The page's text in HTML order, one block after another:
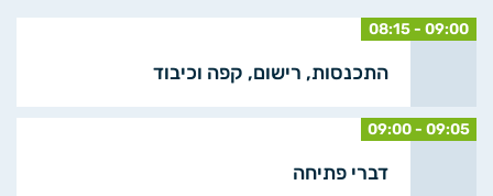
08:15 - 09:00
התכנסות, רישום, קפה וכיבוד
09:00 - 09:05
דברי פתיחה